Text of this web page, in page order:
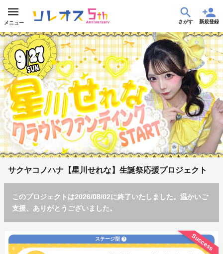
メニュー さがす 新規登録
サクヤコノハナ【星川せれな】生誕祭応援プロジェクト
このプロジェクトは2026/08/02に終了いたしました。温かいご
支援、ありがとうございました。
Success
ステージ型 help